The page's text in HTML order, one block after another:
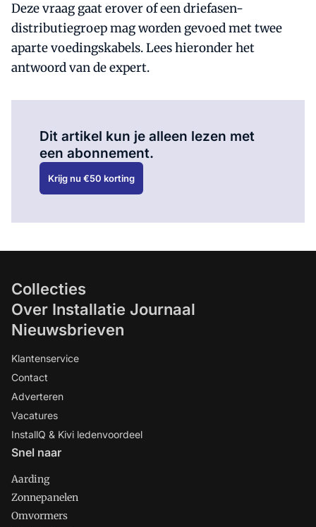
Deze vraag gaat erover of een driefasen-
distributiegroep mag worden gevoed met twee
aparte voedingskabels. Lees hieronder het
antwoord van de expert.
Dit artikel kun je alleen lezen met
een abonnement.
Krijg nu €50 korting
Collecties
Over Installatie Journaal
Nieuwsbrieven
Klantenservice
Contact
Adverteren
Vacatures
InstallQ & Kivi ledenvoordeel
Snel naar
Aarding
Zonnepanelen
Omvormers